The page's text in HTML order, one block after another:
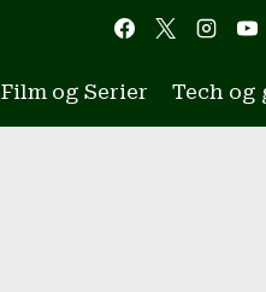
Film og Serier Tech og